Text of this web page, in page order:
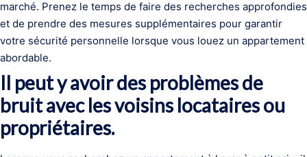
marché. Prenez le temps de faire des recherches approfondies
et de prendre des mesures supplémentaires pour garantir
votre sécurité personnelle lorsque vous louez un appartement
abordable.
Il peut y avoir des problèmes de
bruit avec les voisins locataires ou
propriétaires.